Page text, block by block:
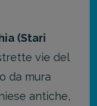
(Stari
vie del
da mura
antiche,